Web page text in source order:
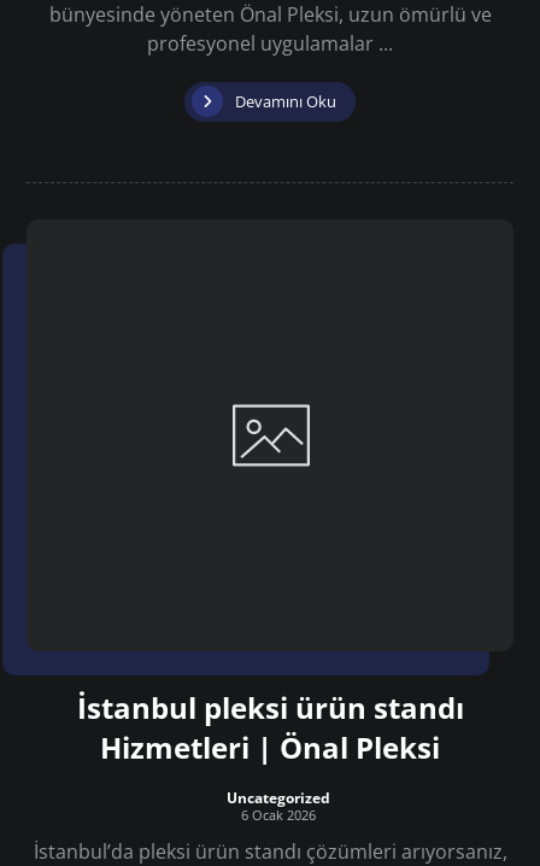
bünyesinde yöneten Önal Pleksi, uzun ömürlü ve
profesyonel uygulamalar ...
Devamını Oku
İstanbul pleksi ürün standı
Hizmetleri | Önal Pleksi
Uncategorized
6 Ocak 2026
İstanbul’da pleksi ürün standı çözümleri arıyorsanız,